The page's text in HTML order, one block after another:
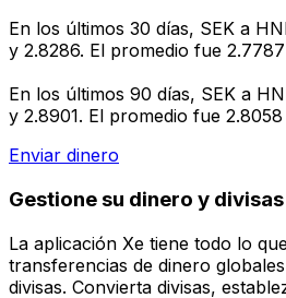
En los últimos 30 días, SEK a
y 2.8286. El promedio fue
En los últimos 90 días, SEK a
y 2.8901. El promedio fue
Enviar dinero
Gestione su dinero y
La aplicación Xe tiene todo lo
transferencias de dinero
divisas. Convierta divisas,